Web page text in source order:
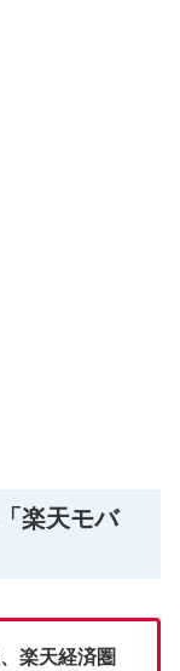
楽天モバ
楽天経済圏